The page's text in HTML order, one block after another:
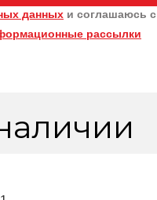
данных и соглашаюсь с
рассылки